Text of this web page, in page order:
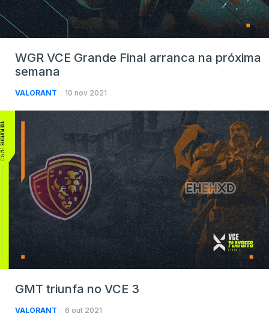
WGR VCE Grande Final arranca na próxima
semana
VALORANT 10 nov 2021
GMT triunfa no VCE 3
VALORANT 6 out 2021